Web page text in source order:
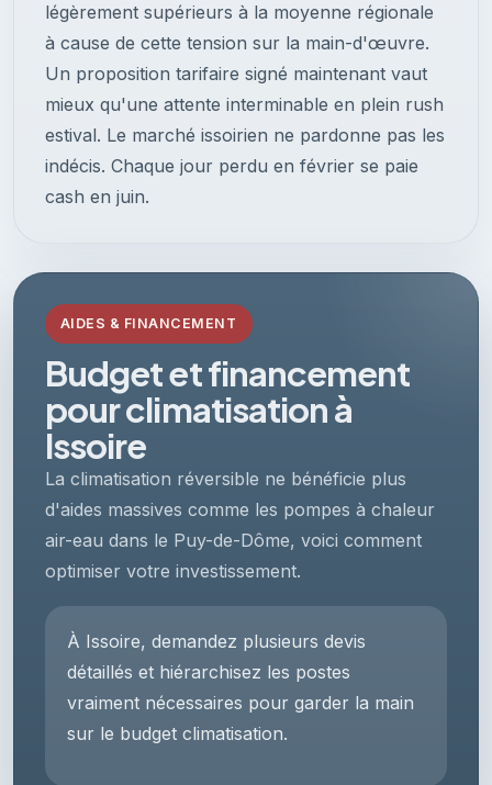
légèrement supérieurs à la moyenne régionale
à cause de cette tension sur la main-d'œuvre.
Un proposition tarifaire signé maintenant vaut
mieux qu'une attente interminable en plein rush
estival. Le marché issoirien ne pardonne pas les
indécis. Chaque jour perdu en février se paie
cash en juin.
AIDES & FINANCEMENT
Budget et financement
pour climatisation à
Issoire
La climatisation réversible ne bénéficie plus
d'aides massives comme les pompes à chaleur
air-eau dans le Puy-de-Dôme, voici comment
optimiser votre investissement.
À Issoire, demandez plusieurs devis
détaillés et hiérarchisez les postes
vraiment nécessaires pour garder la main
sur le budget climatisation.